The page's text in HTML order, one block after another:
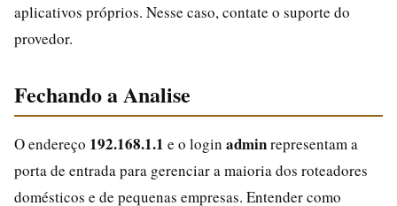
aplicativos próprios. Nesse caso, contate o suporte do
provedor.
Fechando a Analise
O endereço 192.168.1.1 e o login adminrepresentam a
porta de entrada para gerenciar a maioria dos roteadores
domésticos e de pequenas empresas. Entender como